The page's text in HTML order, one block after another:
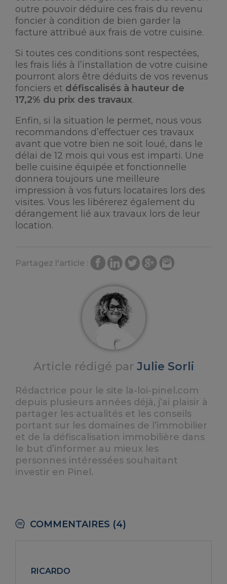
outre pouvoir déduire ces frais du revenu
foncier à condition de bien garder la
facture attribué aux frais de votre cuisine.
Si toutes ces conditions sont respectées,
les frais liés à l’installation de votre cuisine
pourront alors être déduits de vos revenus
fonciers et défiscalisés à hauteur de
17,2% du prix des travaux.
Enfin, si la situation le permet, nous vous
recommandons d’effectuer ces travaux
avant que votre bien ne soit loué, dans le
délai de 12 mois qui vous est imparti. Une
belle cuisine équipée et fonctionnelle
donnera toujours une meilleure
impression à vos futurs locataires lors des
visites. Vous les libérerez également du
dérangement lié aux travaux lors de leur
location.
Partagez l'article :
Article rédigé par Julie Sorli
Rédactrice pour le site la-loi-pinel.com
depuis plusieurs années déjà, j’ai plaisir à
partager les actualités et les conseils
portant sur les domaines de l’immobilier
et de la défiscalisation immobilière dans
le but d’informer au mieux les
personnes intéressées souhaitant
investir en Pinel.
COMMENTAIRES (4)
RICARDO